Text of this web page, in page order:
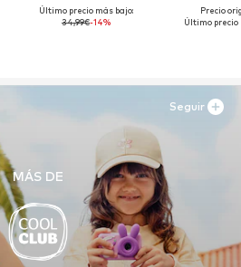
Último precio más bajo:
34,99€-14%
Precio
Último precio
MÁS DE
Seguir